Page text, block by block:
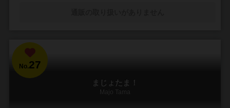
No.27
まじょたま！
Majo Tama